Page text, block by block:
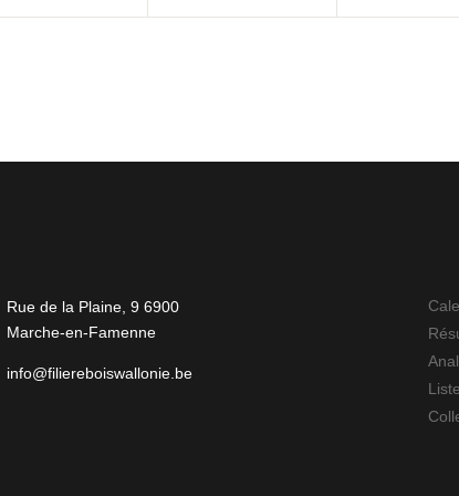
Rue de la Plaine, 9 6900
Marche-en-Famenne
info@filiereboiswallonie.be